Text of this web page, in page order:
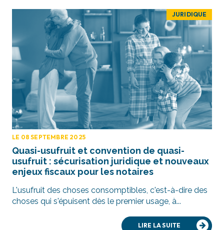
JURIDIQUE
LE 08 SEPTEMBRE 2025
Quasi-usufruit et convention de quasi-
usufruit : sécurisation juridique et nouveaux
enjeux fiscaux pour les notaires
L'usufruit des choses consomptibles, c'est-à-dire des
choses qui s'épuisent dès le premier usage, à...
LIRE LA SUITE